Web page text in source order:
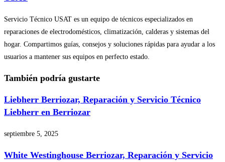
Servicio Técnico USAT es un equipo de técnicos especializados en
reparaciones de electrodomésticos, climatización, calderas y sistemas del
hogar. Compartimos guías, consejos y soluciones rápidas para ayudar a los
usuarios a mantener sus equipos en perfecto estado.
También podría gustarte
Liebherr Berriozar, Reparación y Servicio Técnico
Liebherr en Berriozar
septiembre 5, 2025
White Westinghouse Berriozar, Reparación y Servicio